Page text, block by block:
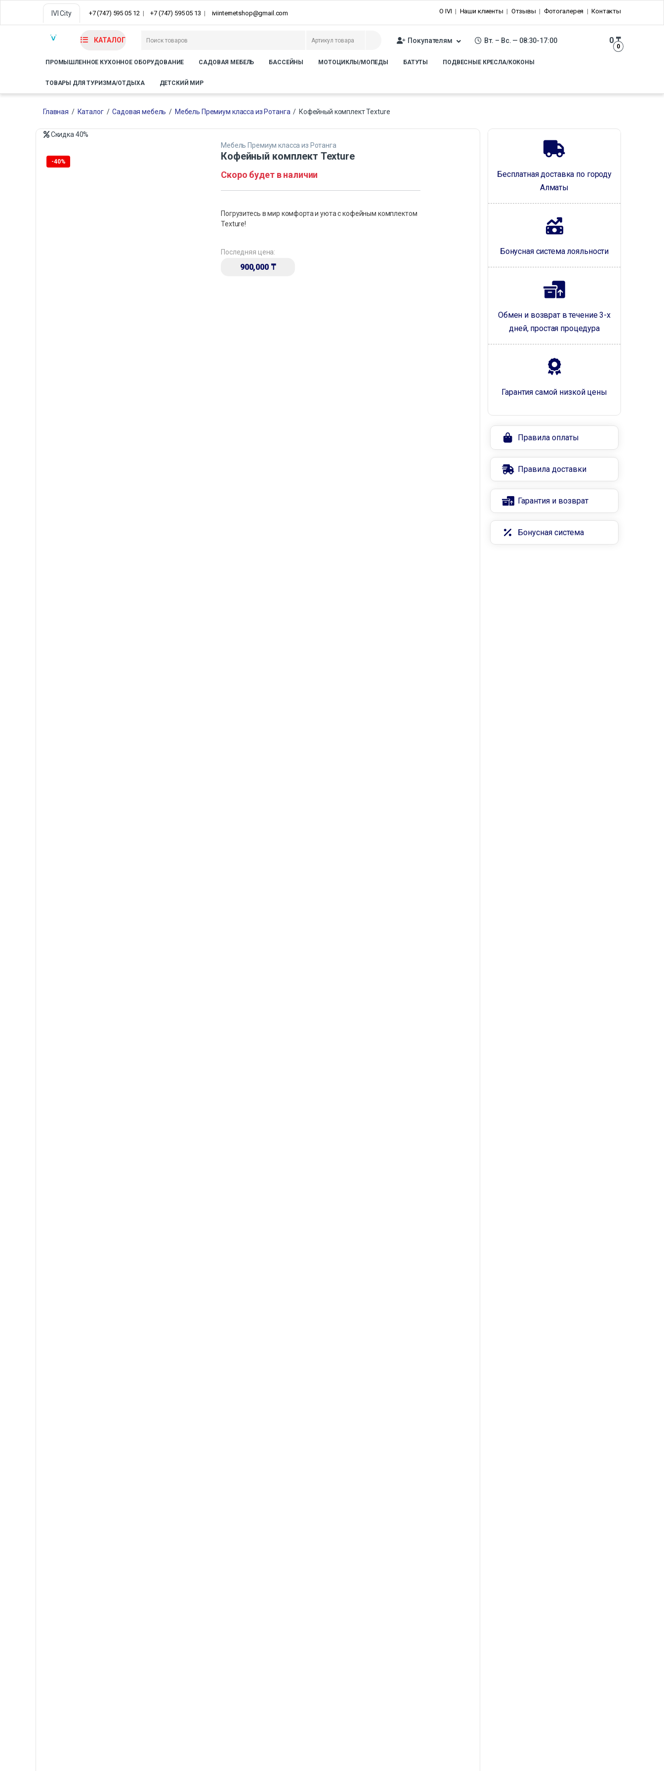
IVI City +7 (747) 595 05 12 +7 (747) 595 05 13 iviinternetshop@gmail.com О IVI Наши клиенты Отзывы Фотогалерея Контакты
КАТАЛОГ Покупателям Вт. – Вс. — 08:30-17:00
0
0₸
ПРОМЫШЛЕННОЕ КУХОННОЕ ОБОРУДОВАНИЕ САДОВАЯ МЕБЕЛЬ БАССЕЙНЫ МОТОЦИКЛЫ/МОПЕДЫ БАТУТЫ ПОДВЕСНЫЕ КРЕСЛА/КОКОНЫ
ТОВАРЫ ДЛЯ ТУРИЗМА/ОТДЫХА ДЕТСКИЙ МИР
Главная / Каталог / Садовая мебель / Мебель Премиум класса из Ротанга / Кофейный комплект Texture
Скидка 40%
-40%
Мебель Премиум класса из Ротанга
Кофейный комплект Texture
Скоро будет в наличии
Погрузитесь в мир комфорта и уюта с кофейным комплектом
Texture!
Последняя цена:
900,000 ₸
Бесплатная доставка по городу
Алматы
Бонусная система лояльности
Обмен и возврат в течение 3-х
дней, простая процедура
Гарантия самой низкой цены
Правила оплаты
Правила доставки
Гарантия и возврат
Бонусная система